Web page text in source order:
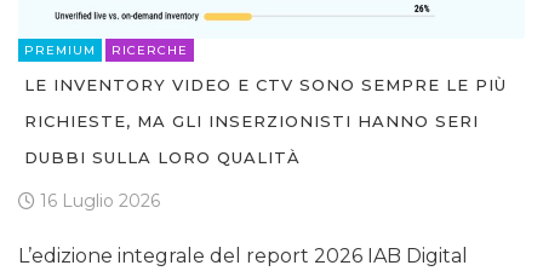
PREMIUM RICERCHE
LE INVENTORY VIDEO E CTV SONO SEMPRE LE PIÙ
RICHIESTE, MA GLI INSERZIONISTI HANNO SERI
DUBBI SULLA LORO QUALITÀ
16 Luglio 2026
L’edizione integrale del report 2026 IAB Digital